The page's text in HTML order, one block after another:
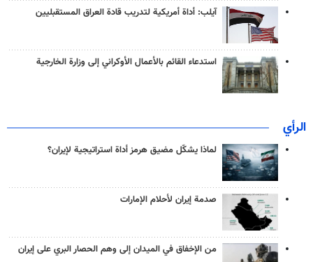
آيلب: أداة أمريكية لتدريب قادة العراق المستقبليين
استدعاء القائم بالأعمال الأوكراني إلى وزارة الخارجية
الرأي
لماذا يشكّل مضيق هرمز أداة استراتيجية لإيران؟
صدمة إيران لأحلام الإمارات
من الإخفاق في الميدان إلى وهم الحصار البري على إيران